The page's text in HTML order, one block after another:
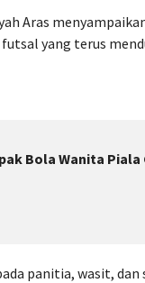
Aras
yang terus
Bola Wanita
panitia, wasit,